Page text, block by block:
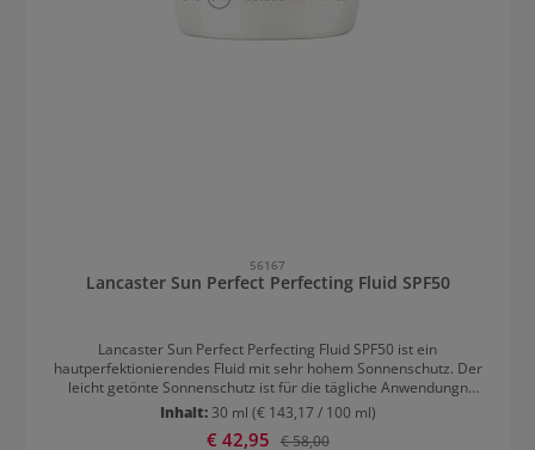
56167
Lancaster Sun Perfect Perfecting Fluid SPF50
Lancaster Sun Perfect Perfecting Fluid SPF50 ist ein
hautperfektionierendes Fluid mit sehr hohem Sonnenschutz. Der
leicht getönte Sonnenschutz ist für die tägliche Anwendungn
geeignet und wirkt aktiv gegen Falten und dunkle Flecken. Die Anti-
Aging Formel ist mit einem umfassenden Sonnenschutz
ausgestattet und bewahrt die Haut vor Schäden durch die
Inhalt: 30 ml (€ 143,17 / 100 ml)
Verkaufspreis:
€ 42,95 Regulärer Preis:
€ 58,00